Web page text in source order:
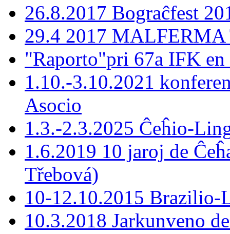
26.8.2017 Bograĉfest
29.4 2017
"Raporto"pri 67a IFK
1.10.-3.10.2021
Asocio
1.3.-2.3.2025 Ĉeĥio-
1.6.2019 10 jaroj de
Třebová)
10-12.10.2015
10.3.2018 Jarkunveno